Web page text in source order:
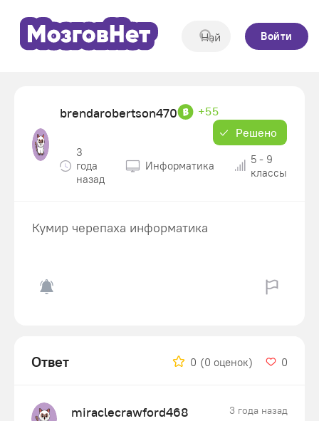
Войти
brendarobertson470
+55
Решено
3
года
назад
Информатика
5 - 9
классы
Кумир черепаха информатика
Ответ 0 (0 оценок) 0
miraclecrawford468 3 года назад